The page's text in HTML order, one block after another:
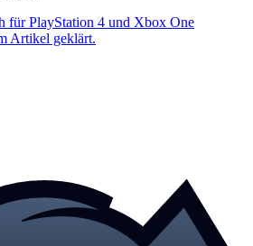
für PlayStation 4 und Xbox One
Artikel geklärt.